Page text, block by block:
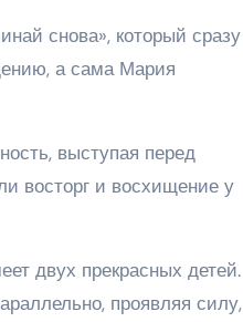
снова», который сразу
а сама Мария
выступая перед
восторг и восхищение у
двух прекрасных детей.
проявляя силу,